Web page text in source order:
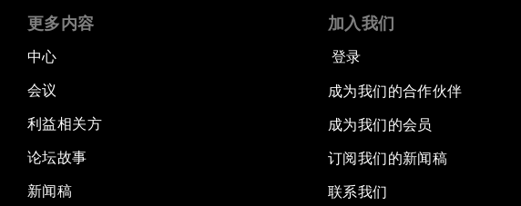
更多内容
中心
会议
利益相关方
论坛故事
新闻稿
加入我们
登录
成为我们的合作伙伴
成为我们的会员
订阅我们的新闻稿
联系我们